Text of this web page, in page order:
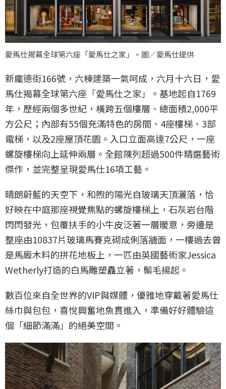
愛馬仕揭幕全球第六座「愛馬仕之家」。圖／愛馬仕提供
新龐德街166號，六棟建築一氣呵成，六月十六日，愛
馬仕揭幕全球第六座「愛馬仕之家」。基地起自1769
年，歷經兩個多世紀，橫跨五個樓層、總面積2,000平
方公尺；內部有55個充滿特色的房間、4座樓梯、3部
電梯，以及2座屋頂花園。入口立面高達7公尺，一座
螺旋樓梯向上延伸兩層。全館陳列超過500件精選藝術
傑作，並完整呈現愛馬仕16項工藝。
晴朗蔚藍的天空下，和煦的陽光自玻璃天頂灑落，恰
好映在中庭那座視覺焦點的螺旋樓梯上，石灰岩台階
閃閃發光，包覆扶手的小牛皮泛著一層暖意，旁邊是
整座由10837片玻璃馬賽克砌成俐落牆面，一樓過去曾
是馬廄木料的拼花地板上，一匹由英國藝術家Jessica
Wetherly打造的白馬雕塑矗立著，鬃毛揚起。
數百位來自全世界的VIP與媒體，優雅地穿戴著愛馬仕
絲巾與包包，喜悅興奮地魚貫進入，準備好好體驗這
個「細節滿滿」的絕美空間。